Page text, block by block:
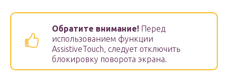
Обратите внимание! Перед
использованием функции
AssistiveTouch, следует отключить
блокировку поворота экрана.